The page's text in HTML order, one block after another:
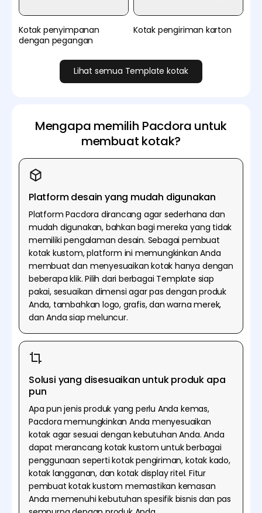
Kotak penyimpanan
dengan pegangan
Kotak pengiriman karton
Lihat semua Template kotak
Mengapa memilih Pacdora untuk
membuat kotak?
Platform desain yang mudah digunakan
Platform Pacdora dirancang agar sederhana dan
mudah digunakan, bahkan bagi mereka yang tidak
memiliki pengalaman desain. Sebagai pembuat
kotak kustom, platform ini memungkinkan Anda
membuat dan menyesuaikan kotak hanya dengan
beberapa klik. Pilih dari berbagai Template siap
pakai, sesuaikan dimensi agar pas dengan produk
Anda, tambahkan logo, grafis, dan warna merek,
dan Anda siap meluncur.
Solusi yang disesuaikan untuk produk apa
pun
Apa pun jenis produk yang perlu Anda kemas,
Pacdora memungkinkan Anda menyesuaikan
kotak agar sesuai dengan kebutuhan Anda. Anda
dapat merancang kotak kustom untuk berbagai
penggunaan seperti kotak pengiriman, kotak kado,
kotak langganan, dan kotak display ritel. Fitur
pembuat kotak kustom memastikan kemasan
Anda memenuhi kebutuhan spesifik bisnis dan pas